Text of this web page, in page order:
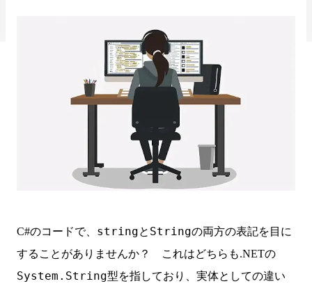
C#のコードで、 stringと Stringの両方の表記を目に
することがありませんか？ これはどちらも.NETの
System.String型を指しており、実体としての違い